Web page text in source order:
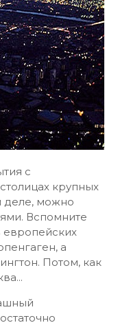
с
крупных
деле, можно
Вспомните
европейских
а
Потом, как